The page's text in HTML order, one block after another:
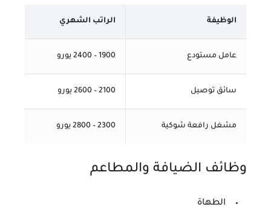
الوظيفة الراتب الشهري
عامل مستودع 1900 – 2400 يورو
سائق توصيل 2100 – 2600 يورو
مشغل رافعة شوكية 2300 – 2800 يورو
وظائف الضيافة والمطاعم
الطهاة